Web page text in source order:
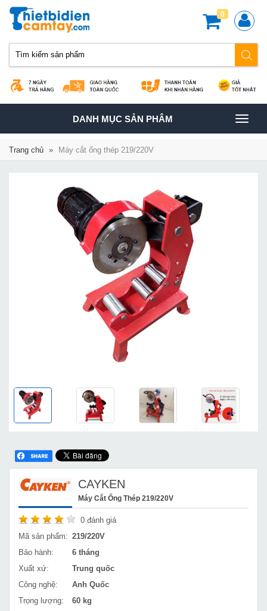
0
TOGGLE
NAVIGATION
DANH MỤC SẢN PHÂM
Trang chủ » Máy cắt ống thép 219/220V
CAYKEN
Máy Cắt Ống Thép 219/220V
0 đánh giá
Mã sản phẩm: 219/220V
Bảo hành:
6 tháng
Xuất xứ:
Trung quốc
Công nghệ:
Anh Quốc
Trọng lượng:
60 kg